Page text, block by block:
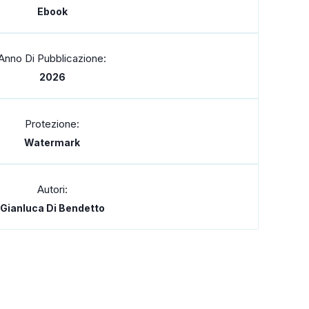
Ebook
Di Pubblicazione:
2026
Protezione:
Watermark
Autori:
Gianluca Di Bendetto